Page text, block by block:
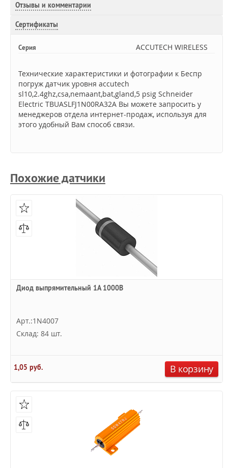
Отзывы и комментарии
Сертификаты
Серия ACCUTECH WIRELESS
Технические характеристики и фотографии к Беспр
погруж датчик уровня accutech
sl10,2.4ghz,csa,nemaant,bat,gland,5 psig Schneider
Electric TBUASLFJ1N00RA32A Вы можете запросить у
менеджеров отдела интернет-продаж, используя для
этого удобный Вам способ связи.
Похожие датчики
Диод выпрямительный 1А 1000В
Арт.:1N4007
Склад: 84 шт.
1,05 руб. В корзину